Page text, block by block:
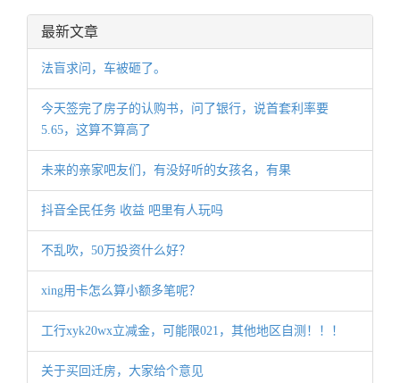
最新文章
法盲求问，车被砸了。
今天签完了房子的认购书，问了银行，说首套利率要
5.65，这算不算高了
未来的亲家吧友们，有没好听的女孩名，有果
抖音全民任务 收益 吧里有人玩吗
不乱吹，50万投资什么好？
xing用卡怎么算小额多笔呢？
工行xyk20wx立减金，可能限021，其他地区自测！！！
关于买回迁房，大家给个意见